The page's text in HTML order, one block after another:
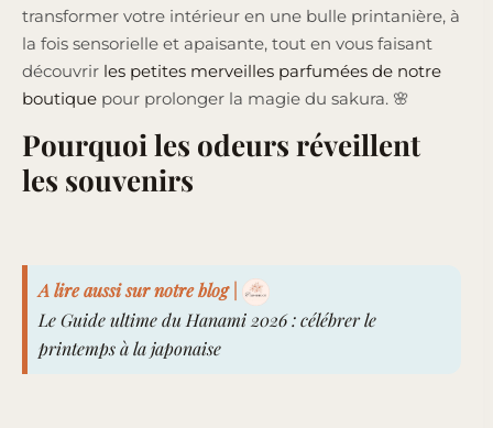
transformer votre intérieur en une bulle printanière, à
la fois sensorielle et apaisante, tout en vous faisant
découvrir les petites merveilles parfumées de notre
boutique pour prolonger la magie du sakura. 🌸
Pourquoi les odeurs réveillent
les souvenirs
A lire aussi sur notre blog |
Le Guide ultime du Hanami 2026 : célébrer le
printemps à la japonaise